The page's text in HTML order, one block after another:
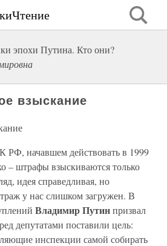
эпохи Путина. Кто они?
взыскание
РФ, начавшем действовать в 1999
– штрафы взыскиваются только
идея справедливая, но
у нас слишком загружен. В
Владимир Путинпризвал
депутатами поставили цель:
инспекции самой собирать